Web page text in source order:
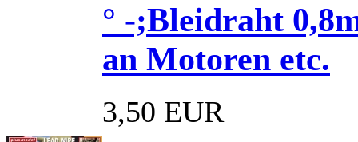
° -;Bleidraht
an Motoren etc.
3,50 EUR